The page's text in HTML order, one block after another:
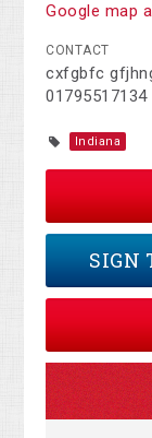
Google map
CONTACT
cxfgbfc
01795517134
Indiana
SIGN